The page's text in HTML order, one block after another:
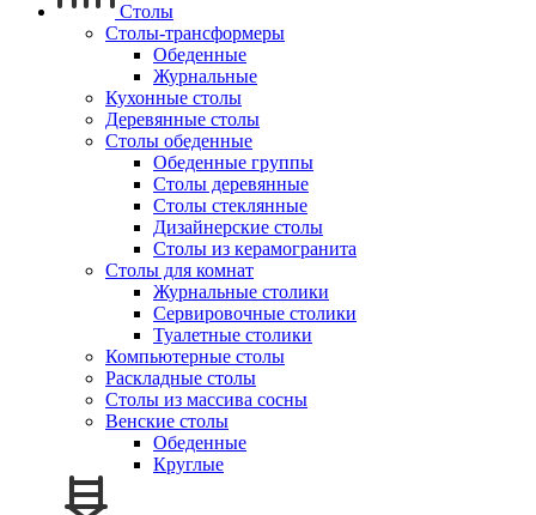
Столы
Столы-трансформеры
Обеденные
Журнальные
Кухонные столы
Деревянные столы
Столы обеденные
Обеденные группы
Столы деревянные
Столы стеклянные
Дизайнерские столы
Столы из керамогранита
Столы для комнат
Журнальные столики
Сервировочные столики
Туалетные столики
Компьютерные столы
Раскладные столы
Столы из массива сосны
Венские столы
Обеденные
Круглые